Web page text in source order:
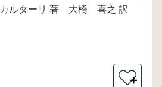
カルターリ 著 大橋 喜之 訳
＋